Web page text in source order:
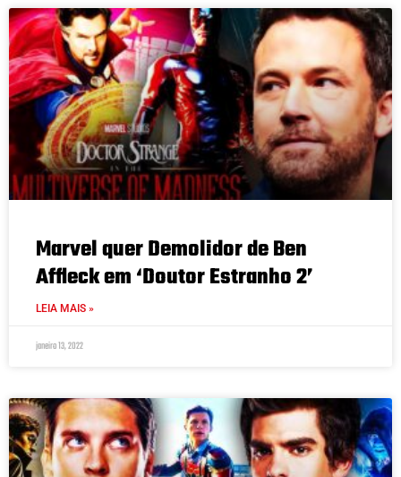
Marvel quer Demolidor de Ben
Affleck em ‘Doutor Estranho 2’
LEIA MAIS »
janeiro 13, 2022